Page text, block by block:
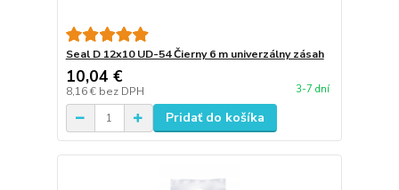
Seal D 12x10 UD-54 Čierny 6 m univerzálny zásah
10,04 €
8,16 € bez DPH 3-7 dní
Pridať do košíka